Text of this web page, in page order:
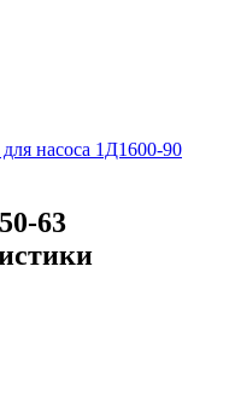
насоса 1Д1600-90
63